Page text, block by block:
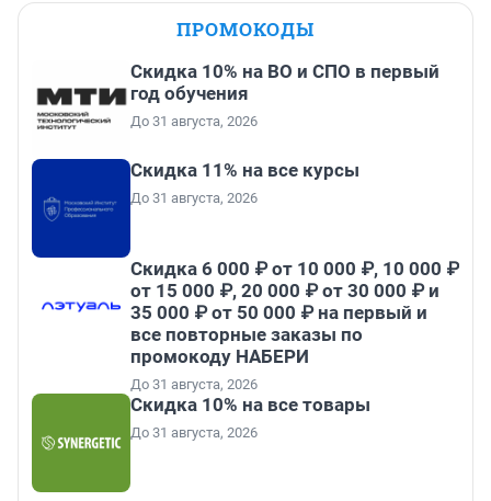
ПРОМОКОДЫ
Скидка 10% на ВО и СПО в первый
год обучения
До 31 августа, 2026
Скидка 11% на все курсы
До 31 августа, 2026
Скидка 6 000 ₽ от 10 000 ₽, 10 000 ₽
от 15 000 ₽, 20 000 ₽ от 30 000 ₽ и
35 000 ₽ от 50 000 ₽ на первый и
все повторные заказы по
промокоду НАБЕРИ
До 31 августа, 2026
Скидка 10% на все товары
До 31 августа, 2026